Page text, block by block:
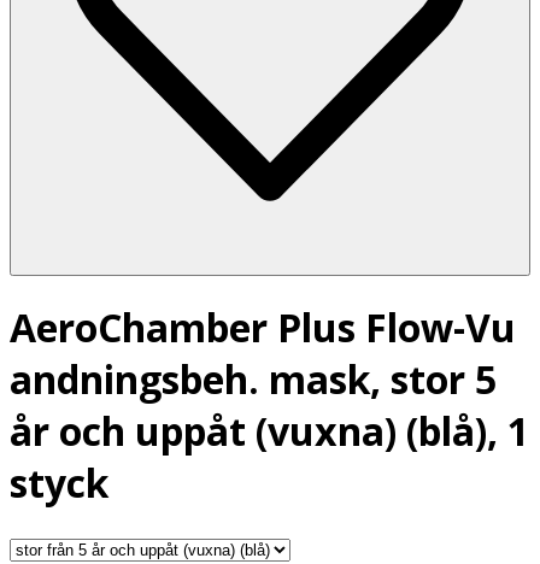
AeroChamber Plus Flow-Vu
andningsbeh. mask, stor 5
år och uppåt (vuxna) (blå), 1
styck